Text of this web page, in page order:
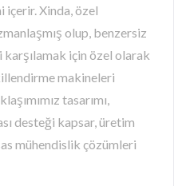
Xinda, özel
olup, benzersiz
için özel olarak
makineleri
tasarımı,
desteği kapsar, üretim
mühendislik çözümleri